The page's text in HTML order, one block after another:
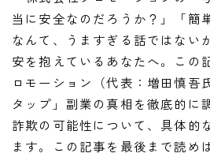
当に安全なのだろうか？」「簡
なんて、うますぎる話ではない
安を抱えているあなたへ。この
ロモーション（代表：増田慎吾
タップ」副業の真相を徹底的に
詐欺の可能性について、具体的
ます。この記事を最後まで読め